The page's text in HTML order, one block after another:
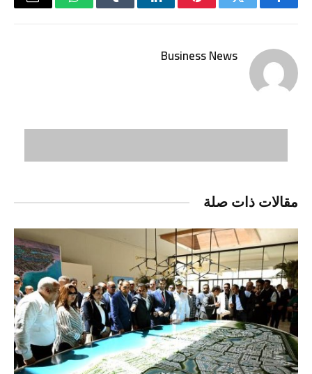
فيسبوكتويتر بينتيريستلينكدإن Tumblr واتسابالبريد
Business News
مقالات ذات صلة